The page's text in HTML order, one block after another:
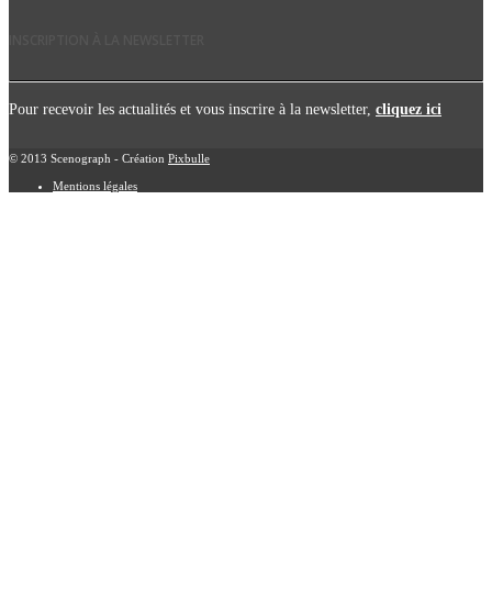
Pour recevoir les actualités et vous inscrire à la newsletter, cliquez ici
© 2013 Scenograph - Création Pixbulle
Mentions légales